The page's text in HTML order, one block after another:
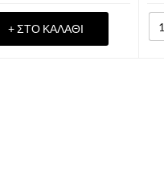
+ ΣΤΟ ΚΑΛΆΘΙ